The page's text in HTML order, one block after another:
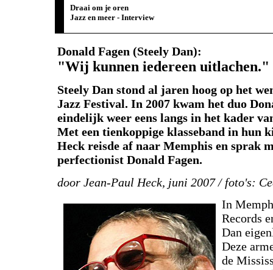
Draai om je oren
Jazz en meer - Interview
Donald Fagen (Steely Dan):
"Wij kunnen iedereen uitlachen."
Steely Dan stond al jaren hoog op het
Jazz Festival. In 2007 kwam het duo
eindelijk weer eens langs in het kader
Met een tienkoppige klasseband in hun
Heck reisde af naar Memphis en sprak
perfectionist Donald Fagen.
door Jean-Paul Heck, juni 2007 / foto's:
In
Records
Dan
Deze
de